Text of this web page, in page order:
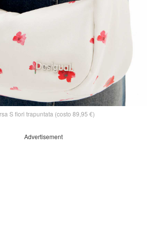
S fiori trapuntata (costo 89,95 €)
Advertisement